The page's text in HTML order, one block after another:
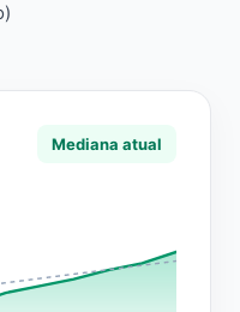
Mediana atual